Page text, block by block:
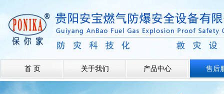
首 页 关于我们 产品中心 售后